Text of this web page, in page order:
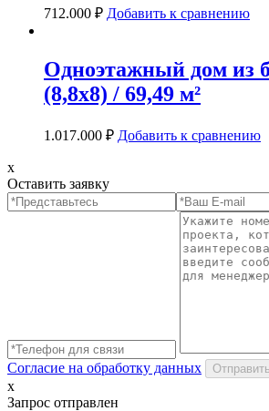
712.000 ₽ Добавить к сравнению
Одноэтажный дом из
(8,8х8) / 69,49 м²
1.017.000 ₽ Добавить к сравнению
x
Оставить заявку
Согласие на обработку данных
x
Запрос отправлен